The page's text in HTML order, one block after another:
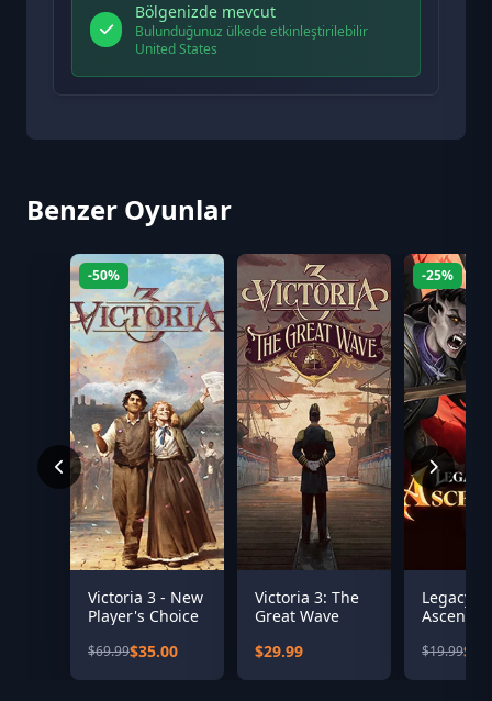
Bölgenizde mevcut
Bulunduğunuz ülkede etkinleştirilebilir
United States
Benzer Oyunlar
-50%
Victoria 3 - New
Player's Choice
$69.99$35.00
Victoria 3: The
Great Wave
$29.99
-25%
Legacy
$19.99